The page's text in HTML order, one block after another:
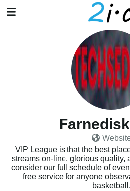
VIP League is that the best
streams on-line. glorious quality,
consider our full schedule of
free service for anyone
basketball.